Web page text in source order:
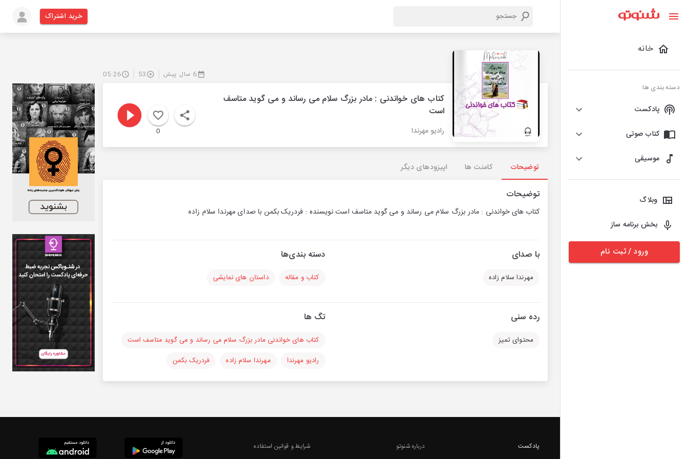
خانه
دسته بندی ها
پادکست
کتاب صوتی
موسیقی
وبلاگ
بخش برنامه ساز
ورود / ثبت نام
خرید اشتراک
6 سال پیش 53
05:26
کتاب های خواندنی : مادر بزرگ سلام می رساند و می گوید متاسف
است
رادیو مهرندا 0
توضیحات کامنت ها اپیزودهای دیگر
توضیحات
کتاب های خواندنی : مادر بزرگ سلام می رساند و می گوید متاسف است نویسنده : فردریک بکمن با صدای مهرندا سلام زاده
با صدای
مهرندا سلام زاده
دسته بندی‌ها
کتاب و مقاله داستان های نمایشی
رده سنی
محتوای تمیز
تگ ها
کتاب های خواندنی مادر بزرگ سلام می رساند و می گوید متاسف است
رادیو مهرندا
مهرندا سلام زاده فردریک بکمن
پادکست
درباره شنوتو
شرایط و قوانین استفاده